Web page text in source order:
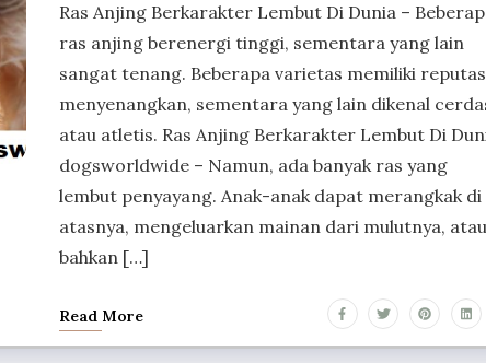
Ras Anjing Berkarakter Lembut Di Dunia –
ras anjing berenergi tinggi, sementara yang lain
sangat tenang. Beberapa varietas memiliki
menyenangkan, sementara yang lain dikenal
atau atletis. Ras Anjing Berkarakter Lembut Di
dogsworldwide – Namun, ada banyak ras yang
lembut penyayang. Anak-anak dapat merangkak di
atasnya, mengeluarkan mainan dari mulutnya, atau
bahkan […]
Read More